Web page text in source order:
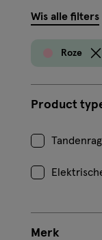
filters
Wis alle filters
Roze
Product
Merk